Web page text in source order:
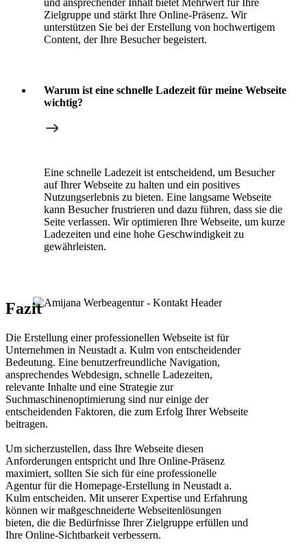
und ansprechender Inhalt bietet Mehrwert für Ihre
Zielgruppe und stärkt Ihre Online-Präsenz. Wir
unterstützen Sie bei der Erstellung von hochwertigem
Content, der Ihre Besucher begeistert.
Warum ist eine schnelle Ladezeit für meine Webseite
wichtig?
Eine schnelle Ladezeit ist entscheidend, um Besucher
auf Ihrer Webseite zu halten und ein positives
Nutzungserlebnis zu bieten. Eine langsame Webseite
kann Besucher frustrieren und dazu führen, dass sie die
Seite verlassen. Wir optimieren Ihre Webseite, um kurze
Ladezeiten und eine hohe Geschwindigkeit zu
gewährleisten.
Fazit
Die Erstellung einer professionellen Webseite ist für
Unternehmen in Neustadt a. Kulm von entscheidender
Bedeutung. Eine benutzerfreundliche Navigation,
ansprechendes Webdesign, schnelle Ladezeiten,
relevante Inhalte und eine Strategie zur
Suchmaschinenoptimierung sind nur einige der
entscheidenden Faktoren, die zum Erfolg Ihrer Webseite
beitragen.
Um sicherzustellen, dass Ihre Webseite diesen
Anforderungen entspricht und Ihre Online-Präsenz
maximiert, sollten Sie sich für eine professionelle
Agentur für die Homepage-Erstellung in Neustadt a.
Kulm entscheiden. Mit unserer Expertise und Erfahrung
können wir maßgeschneiderte Webseitenlösungen
bieten, die die Bedürfnisse Ihrer Zielgruppe erfüllen und
Ihre Online-Sichtbarkeit verbessern.